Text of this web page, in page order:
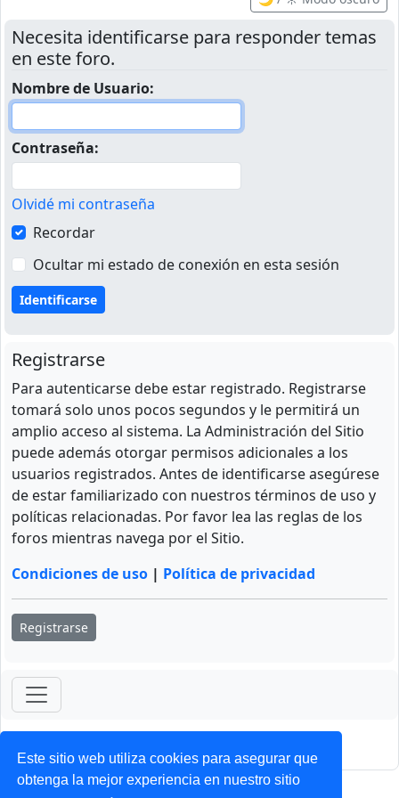
Este sitio web utiliza cookies para asegurar que
obtenga la mejor experiencia en nuestro sitio
Necesita identificarse para responder temas
en este foro.
Nombre de Usuario:
Contraseña:
Olvidé mi contraseña
Recordar
Ocultar mi estado de conexión en esta sesión
Registrarse
Para autenticarse debe estar registrado. Registrarse
tomará solo unos pocos segundos y le permitirá un
amplio acceso al sistema. La Administración del Sitio
puede además otorgar permisos adicionales a los
usuarios registrados. Antes de identificarse asegúrese
de estar familiarizado con nuestros términos de uso y
políticas relacionadas. Por favor lea las reglas de los
foros mientras navega por el Sitio.
Condiciones de uso | Política de privacidad
Registrarse
ForoClub 2025
Privacidad| Condiciones